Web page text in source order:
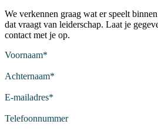
We verkennen graag wat er speelt
dat vraagt van leiderschap. Laat je
contact met je op.
Voornaam*
Achternaam*
E-mailadres*
Telefoonnummer